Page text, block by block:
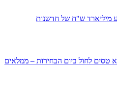
מיליארד ש"ח של חדשנות
טסים לחול ביום הבחירות – ממלאים